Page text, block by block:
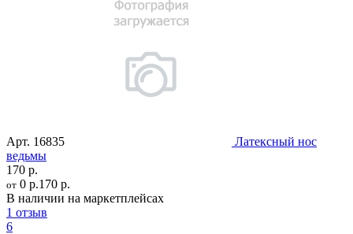
Арт. 16835
Латексный нос
ведьмы
170 р.
от 0 р.170 р.
В наличии на маркетплейсах
1 отзыв
6